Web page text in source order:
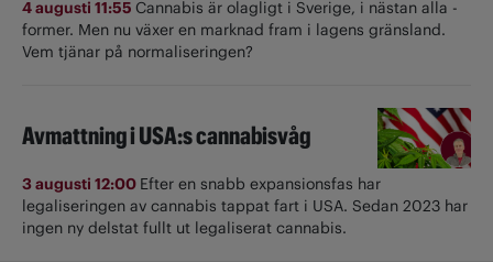
4 augusti 11:55 Cannabis är olagligt i ­Sverige, i nästan alla ­
former. Men nu växer en marknad fram i lagens gränsland.
Vem tjänar på normaliseringen?
Avmattning i USA:s cannabisvåg
3 augusti 12:00 Efter en snabb expansionsfas har
legaliseringen av cannabis tappat fart i USA. Sedan 2023 har
ingen ny delstat fullt ut ­legaliserat cannabis.